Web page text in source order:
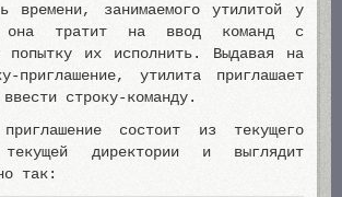
времени, занимаемого утилитой у
она тратит на ввод команд с
попытку их исполнить. Выдавая на
приглашение, утилита приглашает
ввести строку-команду.
приглашение состоит из текущего
директории и выглядит
так: